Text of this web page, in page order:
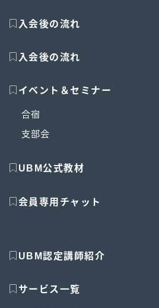
入会後の流れ
入会後の流れ
イベント＆セミナー
合宿
支部会
UBM公式教材
会員専用チャット
UBM認定講師紹介
サービス一覧